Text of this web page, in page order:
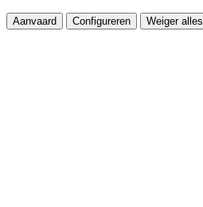
Aanvaard Configureren Weiger alles